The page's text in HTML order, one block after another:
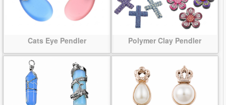
Cats Eye Pendler Polymer Clay Pendler